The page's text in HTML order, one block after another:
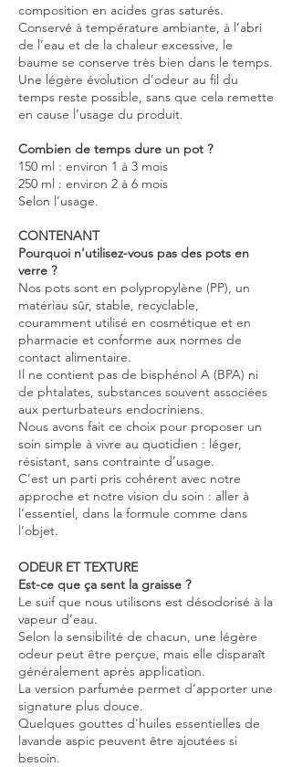
composition en acides gras saturés.
Conservé à température ambiante, à l’abri
de l’eau et de la chaleur excessive, le
baume se conserve très bien dans le temps.
​Une légère évolution d’odeur au fil du
temps reste possible, sans que cela remette
en cause l’usage du produit.
Combien de temps dure un pot ?
150 ml : environ 1 à 3 mois
250 ml : environ 2 à 6 mois
Selon l’usage.
CONTENANT
Pourquoi n'utilisez-vous pas des pots en
verre ?
Nos pots sont en polypropylène (PP), un
matériau sûr, stable, recyclable,
couramment utilisé en cosmétique et en
pharmacie et conforme aux normes de
contact alimentaire.
Il ne contient pas de bisphénol A (BPA) ni
de phtalates, substances souvent associées
aux perturbateurs endocriniens.
Nous avons fait ce choix pour proposer un
soin simple à vivre au quotidien : léger,
résistant, sans contrainte d’usage.
C’est un parti pris cohérent avec notre
approche et notre vision du soin : aller à
l’essentiel, dans la formule comme dans
l’objet.
ODEUR ET TEXTURE
Est-ce que ça sent la graisse ?
Le suif que nous utilisons est désodorisé à la
vapeur d’eau.
Selon la sensibilité de chacun, une légère
odeur peut être perçue, mais elle disparaît
généralement après application.
La version parfumée permet d’apporter une
signature plus douce.
Quelques gouttes d'huiles essentielles de
lavande aspic peuvent être ajoutées si
besoin.